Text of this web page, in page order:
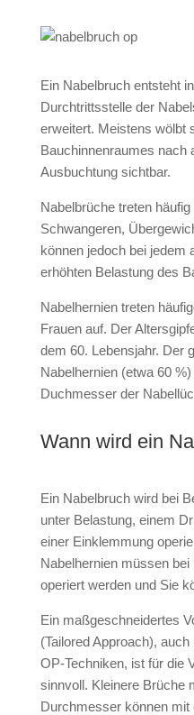
Ein Nabelbruch entsteht
Durchtrittsstelle der
erweitert. Meistens wölbt
Bauchinnenraumes nach
Ausbuchtung sichtbar.
Nabelbrüche treten
Schwangeren,
können jedoch bei jedem
erhöhten Belastung des
Nabelhernien treten
Frauen auf. Der
dem 60. Lebensjahr. Der
Nabelhernien (etwa 60
Duchmesser der
Wann wird ein
Ein Nabelbruch wird bei
unter Belastung, einem
einer Einklemmung
Nabelhernien müssen
operiert werden und Sie
Ein maßgeschneidertes
(Tailored Approach),
OP-Techniken, ist für die
sinnvoll. Kleinere Brüche
Durchmesser können